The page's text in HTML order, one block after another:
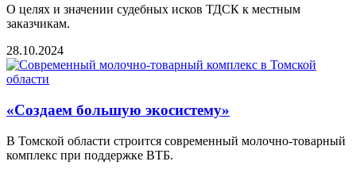
О целях и значении судебных исков ТДСК к местным
заказчикам.
28.10.2024
«Создаем большую экосистему»
В Томской области строится современный молочно-товарный
комплекс при поддержке ВТБ.